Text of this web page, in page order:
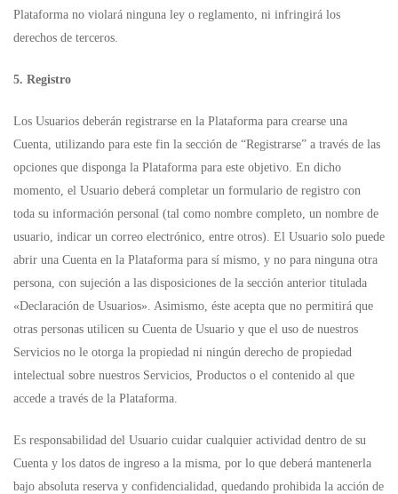
Plataforma no violará ninguna ley o reglamento, ni infringirá los
derechos de terceros.
5. Registro
Los Usuarios deberán registrarse en la Plataforma para crearse una
Cuenta, utilizando para este fin la sección de “Registrarse” a través de las
opciones que disponga la Plataforma para este objetivo. En dicho
momento, el Usuario deberá completar un formulario de registro con
toda su información personal (tal como nombre completo, un nombre de
usuario, indicar un correo electrónico, entre otros). El Usuario solo puede
abrir una Cuenta en la Plataforma para sí mismo, y no para ninguna otra
persona, con sujeción a las disposiciones de la sección anterior titulada
«Declaración de Usuarios». Asimismo, éste acepta que no permitirá que
otras personas utilicen su Cuenta de Usuario y que el uso de nuestros
Servicios no le otorga la propiedad ni ningún derecho de propiedad
intelectual sobre nuestros Servicios, Productos o el contenido al que
accede a través de la Plataforma.
Es responsabilidad del Usuario cuidar cualquier actividad dentro de su
Cuenta y los datos de ingreso a la misma, por lo que deberá mantenerla
bajo absoluta reserva y confidencialidad, quedando prohibida la acción de